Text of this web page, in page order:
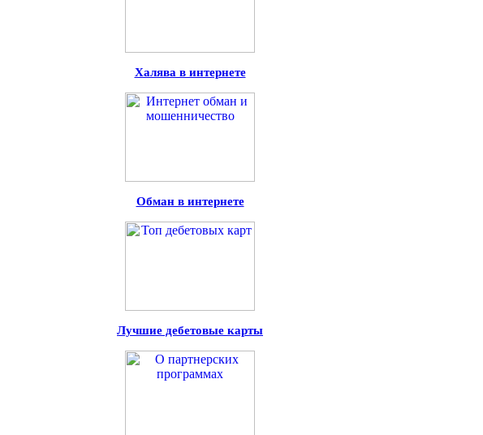
Халява в интернете
Обман в интернете
Лучшие дебетовые карты